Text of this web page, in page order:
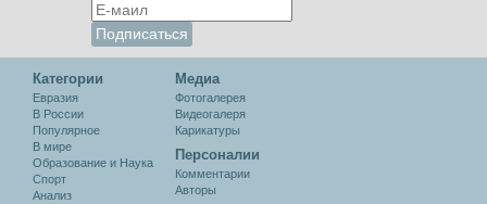
Категории
Евразия
В России
Популярное
В мире
Образование и Наука
Спорт
Анализ
Медиа
Фотогалерея
Видеогалеря
Карикатуры
Персоналии
Комментарии
Авторы